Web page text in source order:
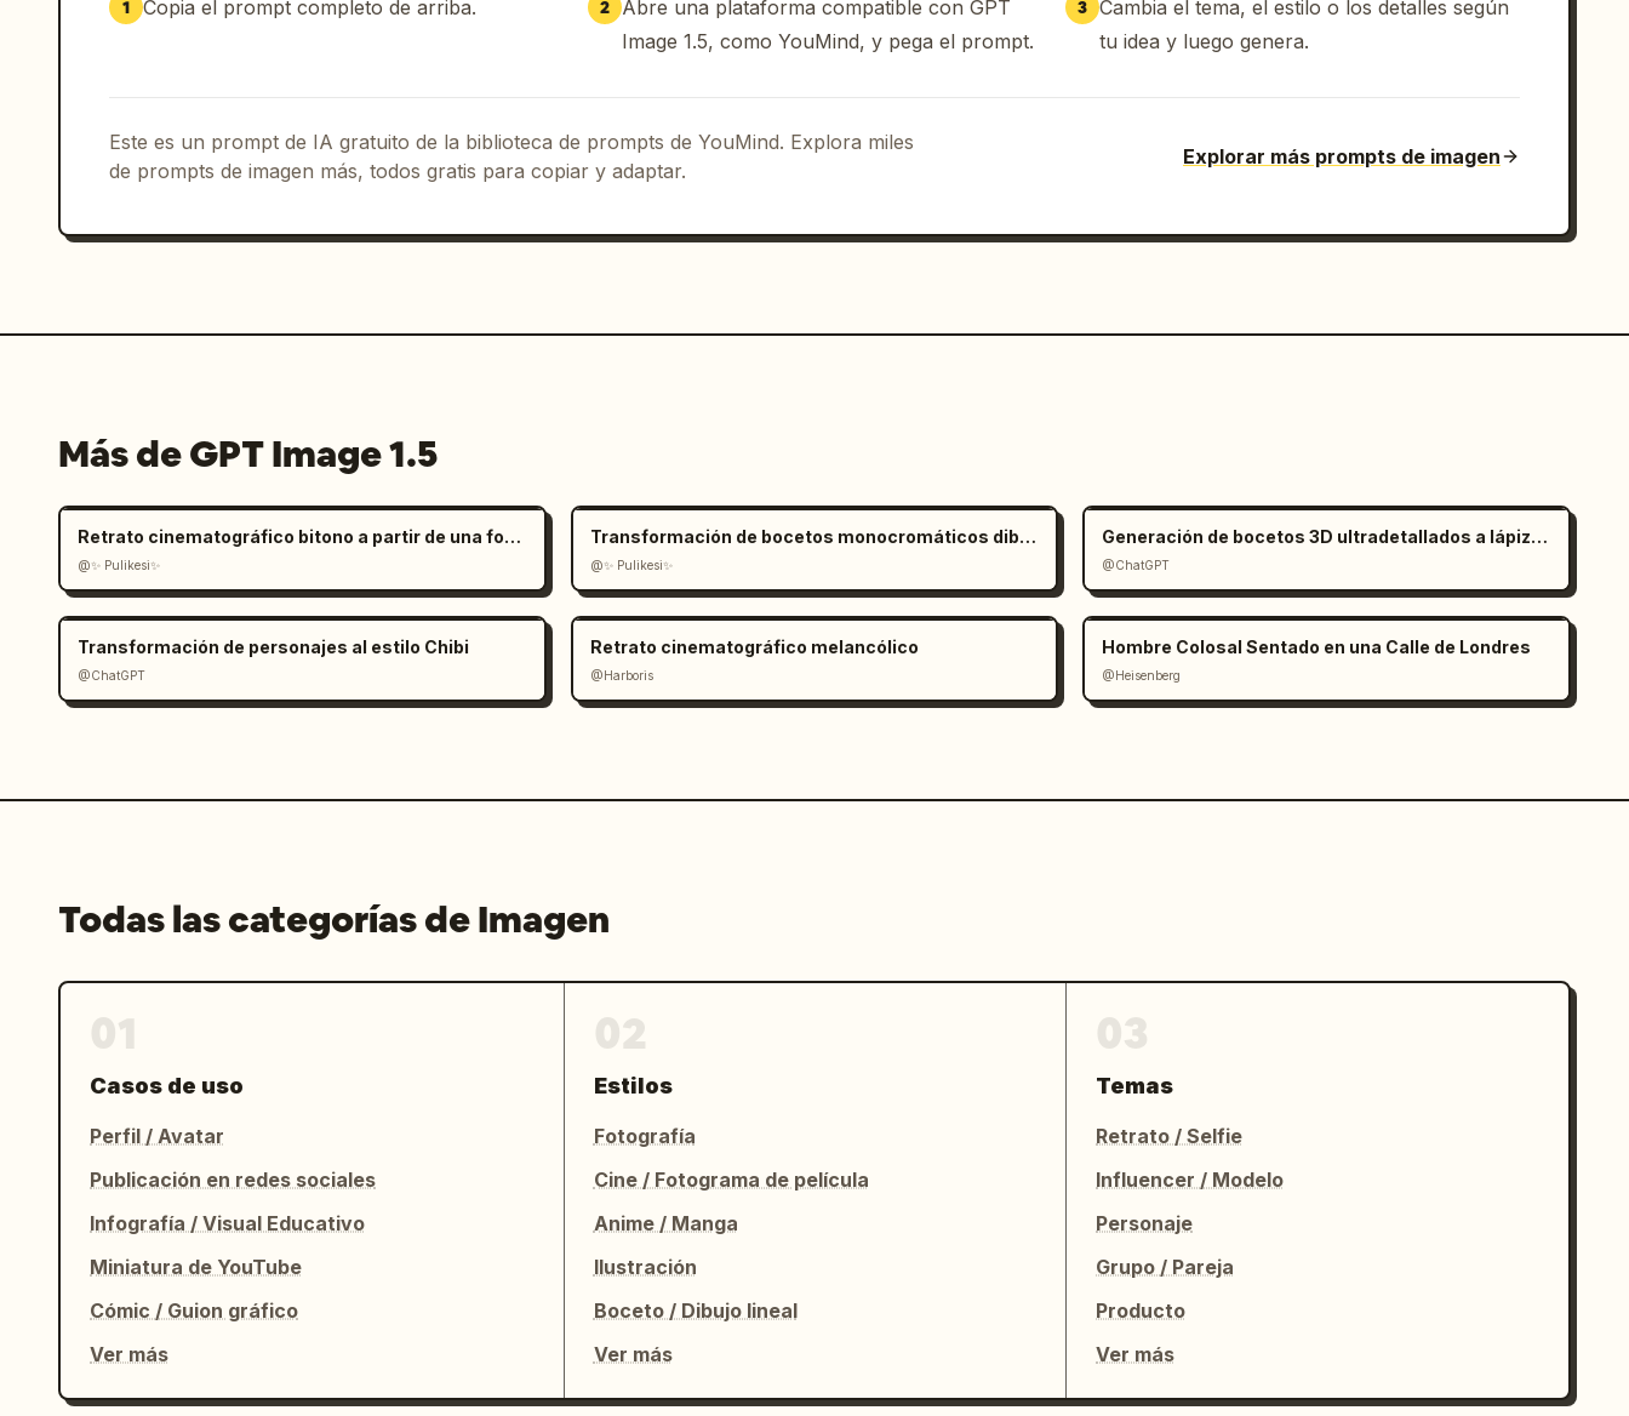
1 Copia el prompt completo de arriba. 2 Abre una plataforma compatible con GPT
Image 1.5, como YouMind, y pega el prompt.
3 Cambia el tema, el estilo o los detalles según
tu idea y luego genera.
Este es un prompt de IA gratuito de la biblioteca de prompts de YouMind. Explora miles
de prompts de imagen más, todos gratis para copiar y adaptar.
Explorar más prompts de imagen
Más de GPT Image 1.5
Retrato cinematográfico bitono a partir de una foto subida
@✨ Pulikesi✨
Transformación de bocetos monocromáticos dibujados a mano
@✨ Pulikesi✨
Generación de bocetos 3D ultradetallados a lápiz de grafito
@ChatGPT
Transformación de personajes al estilo Chibi
@ChatGPT
Retrato cinematográfico melancólico
@Harboris
Hombre Colosal Sentado en una Calle de Londres
@Heisenberg
Todas las categorías de Imagen
Casos de uso
Perfil / Avatar
Publicación en redes sociales
Infografía / Visual Educativo
Miniatura de YouTube
Cómic / Guion gráfico
Ver más
Estilos
Fotografía
Cine / Fotograma de película
Anime / Manga
Ilustración
Boceto / Dibujo lineal
Ver más
Temas
Retrato / Selfie
Influencer / Modelo
Personaje
Grupo / Pareja
Producto
Ver más